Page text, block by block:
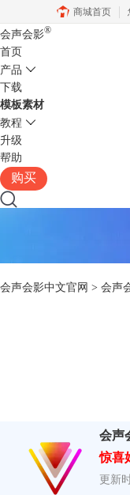
商城首页
会声会影®
首页
产品
下载
模板素材
教程
升级
帮助
购买
会声会影中文官网 > 会声
会声
惊喜
更新